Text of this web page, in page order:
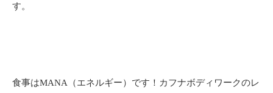
す。
食事はMANA（エネルギー）です！カフナボディワークのレ